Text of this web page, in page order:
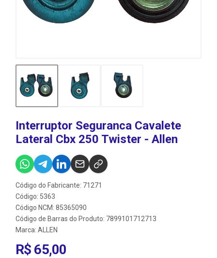
Interruptor Seguranca Cavalete
Lateral Cbx 250 Twister - Allen
Código do Fabricante: 71271
Código: 5363
Código NCM: 85365090
Código de Barras do Produto: 7899101712713
Marca: ALLEN
R$ 65,00